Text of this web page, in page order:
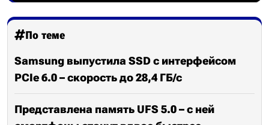
По теме
Samsung выпустила SSD с интерфейсом
PCIe 6.0 – скорость до 28,4 ГБ/с
Представлена память UFS 5.0 – с ней